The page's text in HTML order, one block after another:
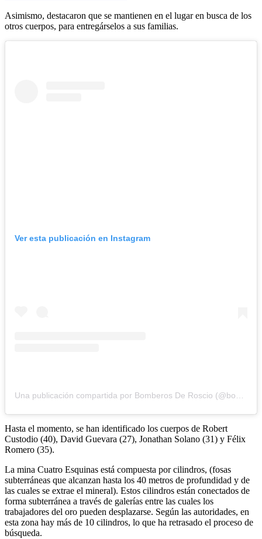
Asimismo, destacaron que se mantienen en el lugar en busca de los
otros cuerpos, para entregárselos a sus familias.
Ver esta publicación en Instagram
Una publicación compartida por Bomberos De Roscio (@bomberosderoscio)
Hasta el momento, se han identificado los cuerpos de Robert
Custodio (40), David Guevara (27), Jonathan Solano (31) y Félix
Romero (35).
La mina Cuatro Esquinas está compuesta por cilindros, (fosas
subterráneas que alcanzan hasta los 40 metros de profundidad y de
las cuales se extrae el mineral). Estos cilindros están conectados de
forma subterránea a través de galerías entre las cuales los
trabajadores del oro pueden desplazarse. Según las autoridades, en
esta zona hay más de 10 cilindros, lo que ha retrasado el proceso de
búsqueda.